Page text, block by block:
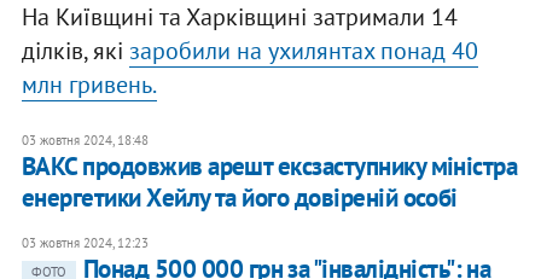
На Київщині та Харківщині затримали 14
ділків, які заробили на ухилянтах понад 40
млн гривень.
03 жовтня 2024, 18:48
ВАКС продовжив арешт ексзаступнику міністра
енергетики Хейлу та його довіреній особі
03 жовтня 2024, 12:23
ФОТО
Понад 500 000 грн за "інвалідність": на